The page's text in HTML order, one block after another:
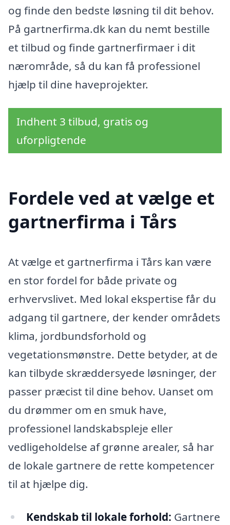
og finde den bedste løsning til dit behov.
På gartnerfirma.dk kan du nemt bestille
et tilbud og finde gartnerfirmaer i dit
nærområde, så du kan få professionel
hjælp til dine haveprojekter.
Indhent 3 tilbud, gratis og
uforpligtende
Fordele ved at vælge et
gartnerfirma i Tårs
At vælge et gartnerfirma i Tårs kan være
en stor fordel for både private og
erhvervslivet. Med lokal ekspertise får du
adgang til gartnere, der kender områdets
klima, jordbundsforhold og
vegetationsmønstre. Dette betyder, at de
kan tilbyde skræddersyede løsninger, der
passer præcist til dine behov. Uanset om
du drømmer om en smuk have,
professionel landskabspleje eller
vedligeholdelse af grønne arealer, så har
de lokale gartnere de rette kompetencer
til at hjælpe dig.
Kendskab til lokale forhold: Gartnere